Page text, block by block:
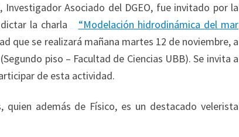
Investigador Asociado del DGEO, fue invitado por la
la charla “Modelación hidrodinámica del mar
que se realizará mañana martes 12 de noviembre, a
piso – Facultad de Ciencias UBB). Se invita a
de esta actividad.
quien además de Físico, es un destacado velerista